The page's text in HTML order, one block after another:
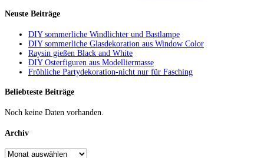
Neuste Beiträge
DIY sommerliche Windlichter und Bastlampe
DIY sommerliche Glasdekoration aus Window Color
Raysin gießen Black and White
DIY Osterfiguren aus Modelliermasse
Fröhliche Partydekoration-nicht nur für Fasching
Beliebteste Beiträge
Noch keine Daten vorhanden.
Archiv